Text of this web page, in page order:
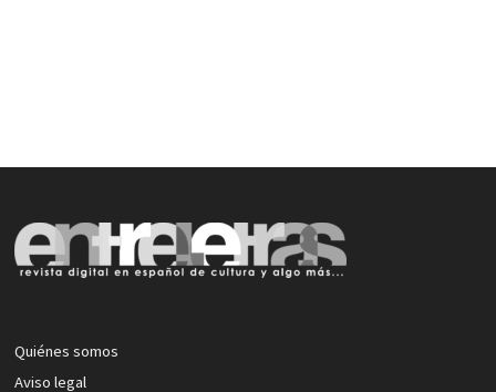
Quiénes somos
Aviso legal